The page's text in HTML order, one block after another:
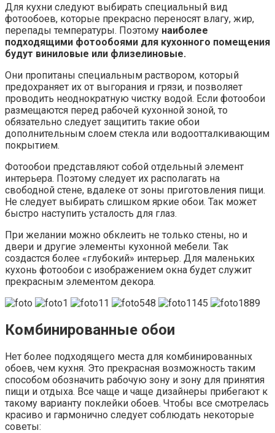
Для кухни следуют выбирать специальный вид
фотообоев, которые прекрасно переносят влагу, жир,
перепады температуры. Поэтому наиболее
подходящими фотообоями для кухонного помещения
будут виниловые или флизелиновые.
Они пропитаны специальным раствором, который
предохраняет их от выгорания и грязи, и позволяет
проводить неоднократную чистку водой. Если фотообои
размещаются перед рабочей кухонной зоной, то
обязательно следует защитить такие обои
дополнительным слоем стекла или водоотталкивающим
покрытием.
Фотообои представляют собой отдельный элемент
интерьера. Поэтому следует их располагать на
свободной стене, вдалеке от зоны приготовления пищи.
Не следует выбирать слишком яркие обои. Так может
быстро наступить усталость для глаз.
При желании можно обклеить не только стены, но и
двери и другие элементы кухонной мебели. Так
создастся более «глубокий» интерьер. Для маленьких
кухонь фотообои с изображением окна будет служит
прекрасным элементом декора.
Комбинированные обои
Нет более подходящего места для комбинированных
обоев, чем кухня. Это прекрасная возможность таким
способом обозначить рабочую зону и зону для принятия
пищи и отдыха. Все чаще и чаще дизайнеры прибегают к
такому варианту поклейки обоев. Чтобы все смотрелась
красиво и гармонично следует соблюдать некоторые
советы: